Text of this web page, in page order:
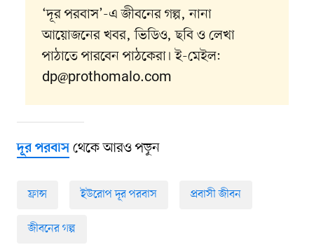
‘দূর পরবাস’-এ জীবনের গল্প, নানা
আয়োজনের খবর, ভিডিও, ছবি ও লেখা
পাঠাতে পারবেন পাঠকেরা। ই-মেইল:
dp@prothomalo.com
দূর পরবাসথেকে আরও পড়ুন
ফ্রান্স ইউরোপ দূর পরবাস প্রবাসী জীবন
জীবনের গল্প